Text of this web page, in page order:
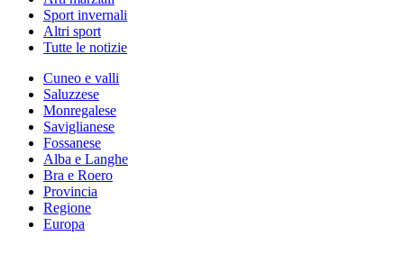
Sport invernali
Altri sport
Tutte le notizie
Cuneo e valli
Saluzzese
Monregalese
Saviglianese
Fossanese
Alba e Langhe
Bra e Roero
Provincia
Regione
Europa